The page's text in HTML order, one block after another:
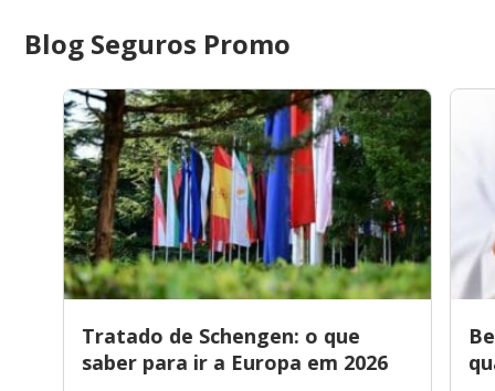
Blog Seguros Promo
Tratado de Schengen: o que
saber para ir a Europa em 2026